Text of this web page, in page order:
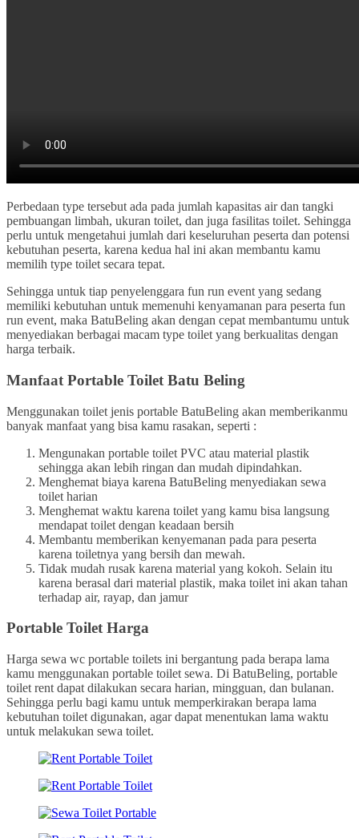
Perbedaan type tersebut ada pada jumlah kapasitas air dan tangki
pembuangan limbah, ukuran toilet, dan juga fasilitas toilet. Sehingga
perlu untuk mengetahui jumlah dari keseluruhan peserta dan potensi
kebutuhan peserta, karena kedua hal ini akan membantu kamu
memilih type toilet secara tepat.
Sehingga untuk tiap penyelenggara fun run event yang sedang
memiliki kebutuhan untuk memenuhi kenyamanan para peserta fun
run event, maka BatuBeling akan dengan cepat membantumu untuk
menyediakan berbagai macam type toilet yang berkualitas dengan
harga terbaik.
Manfaat Portable Toilet Batu Beling
Menggunakan toilet jenis portable BatuBeling akan memberikanmu
banyak manfaat yang bisa kamu rasakan, seperti :
Mengunakan portable toilet PVC atau material plastik
sehingga akan lebih ringan dan mudah dipindahkan.
Menghemat biaya karena BatuBeling menyediakan sewa
toilet harian
Menghemat waktu karena toilet yang kamu bisa langsung
mendapat toilet dengan keadaan bersih
Membantu memberikan kenyemanan pada para peserta
karena toiletnya yang bersih dan mewah.
Tidak mudah rusak karena material yang kokoh. Selain itu
karena berasal dari material plastik, maka toilet ini akan tahan
terhadap air, rayap, dan jamur
Portable Toilet Harga
Harga sewa wc portable toilets ini bergantung pada berapa lama
kamu menggunakan portable toilet sewa. Di BatuBeling, portable
toilet rent dapat dilakukan secara harian, mingguan, dan bulanan.
Sehingga perlu bagi kamu untuk memperkirakan berapa lama
kebutuhan toilet digunakan, agar dapat menentukan lama waktu
untuk melakukan sewa toilet.